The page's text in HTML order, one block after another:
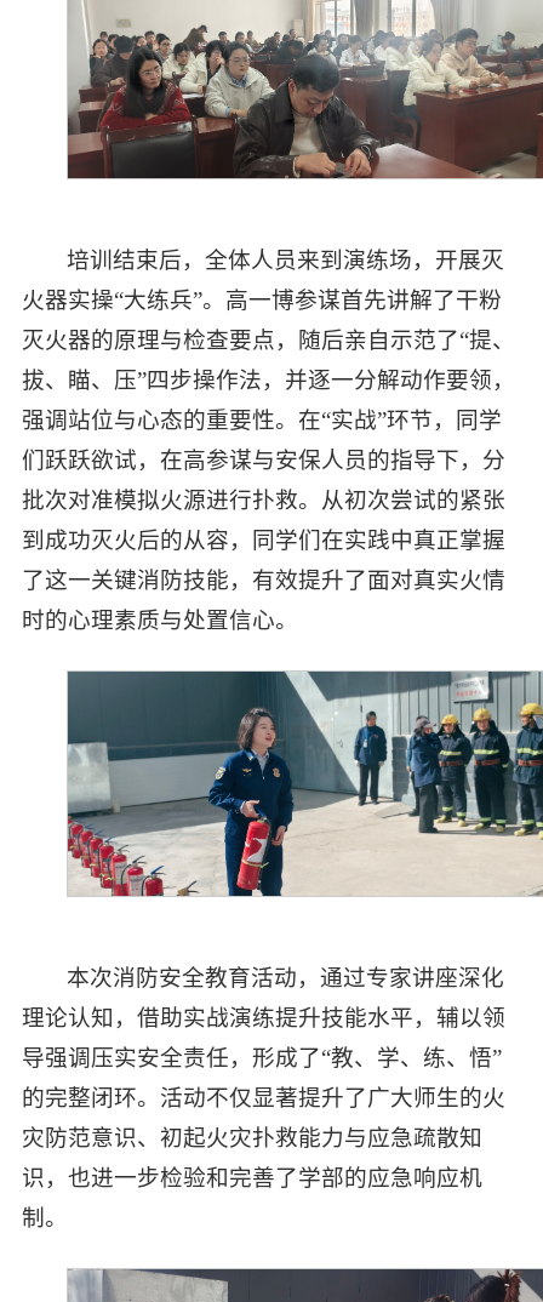
培训结束后，全体人员来到演练场，开展灭
火器实操“大练兵”。高一博参谋首先讲解了干粉
灭火器的原理与检查要点，随后亲自示范了“提、
拔、瞄、压”四步操作法，并逐一分解动作要领，
强调站位与心态的重要性。在“实战”环节，同学
们跃跃欲试，在高参谋与安保人员的指导下，分
批次对准模拟火源进行扑救。从初次尝试的紧张
到成功灭火后的从容，同学们在实践中真正掌握
了这一关键消防技能，有效提升了面对真实火情
时的心理素质与处置信心。
本次消防安全教育活动，通过专家讲座深化
理论认知，借助实战演练提升技能水平，辅以领
导强调压实安全责任，形成了“教、学、练、悟”
的完整闭环。活动不仅显著提升了广大师生的火
灾防范意识、初起火灾扑救能力与应急疏散知
识，也进一步检验和完善了学部的应急响应机
制。